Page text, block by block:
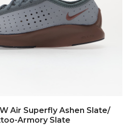
Air Superfly Ashen Slate/
Armory Slate